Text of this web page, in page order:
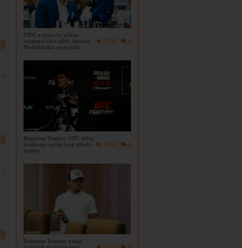
0
13360
FIDE avgust oyi uchun
reytingni elon qildi. Javohir
Nodirbekdan yuqorida!
0
13342
Ramazon Temirov UFC sobiq
yulduziga qarshi jang qiladi -
manba
Ramazon Temirov yangi